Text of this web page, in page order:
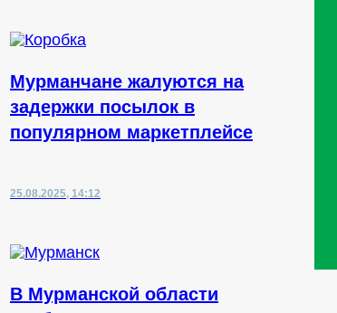
Мурманчане жалуются на
задержки посылок в
популярном маркетплейсе
25.08.2025, 14:12
В Мурманской области